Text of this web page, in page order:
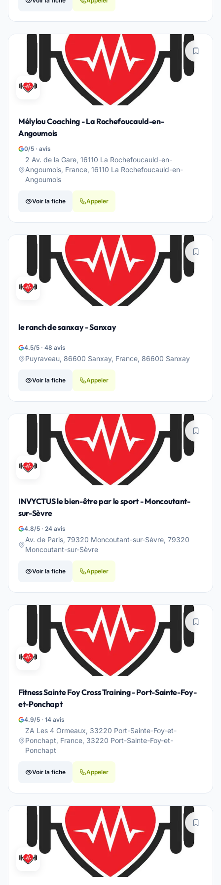
Mélylou Coaching - La Rochefoucauld-en-
Angoumois
0/5 · avis
2 Av. de la Gare, 16110 La Rochefoucauld-en-
Angoumois, France, 16110 La Rochefoucauld-en-
Angoumois
Voir la fiche Appeler
le ranch de sanxay - Sanxay
4.5/5 · 48 avis
Puyraveau, 86600 Sanxay, France, 86600 Sanxay
Voir la fiche Appeler
INVYCTUS le bien-être par le sport - Moncoutant-
sur-Sèvre
4.8/5 · 24 avis
Av. de Paris, 79320 Moncoutant-sur-Sèvre, 79320
Moncoutant-sur-Sèvre
Voir la fiche Appeler
Fitness Sainte Foy Cross Training - Port-Sainte-Foy-
et-Ponchapt
4.9/5 · 14 avis
ZA Les 4 Ormeaux, 33220 Port-Sainte-Foy-et-
Ponchapt, France, 33220 Port-Sainte-Foy-et-
Ponchapt
Voir la fiche Appeler